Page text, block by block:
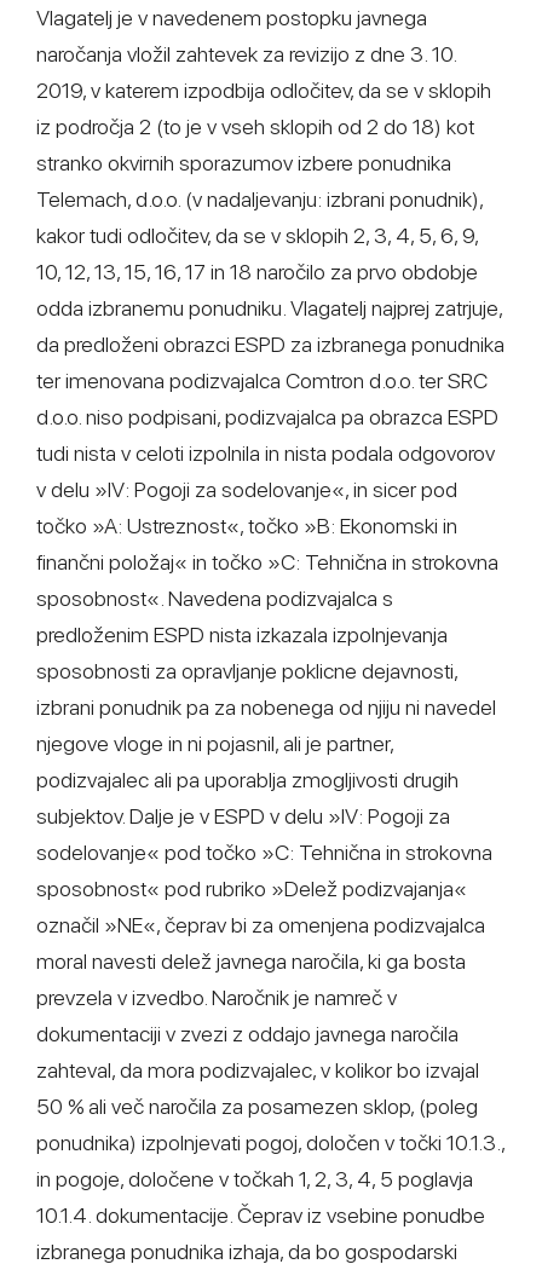
Vlagatelj je v navedenem postopku javnega
naročanja vložil zahtevek za revizijo z dne 3. 10.
2019, v katerem izpodbija odločitev, da se v sklopih
iz področja 2 (to je v vseh sklopih od 2 do 18) kot
stranko okvirnih sporazumov izbere ponudnika
Telemach, d.o.o. (v nadaljevanju: izbrani ponudnik),
kakor tudi odločitev, da se v sklopih 2, 3, 4, 5, 6, 9,
10, 12, 13, 15, 16, 17 in 18 naročilo za prvo obdobje
odda izbranemu ponudniku. Vlagatelj najprej zatrjuje,
da predloženi obrazci ESPD za izbranega ponudnika
ter imenovana podizvajalca Comtron d.o.o. ter SRC
d.o.o. niso podpisani, podizvajalca pa obrazca ESPD
tudi nista v celoti izpolnila in nista podala odgovorov
v delu »IV: Pogoji za sodelovanje«, in sicer pod
točko »A: Ustreznost«, točko »B: Ekonomski in
finančni položaj« in točko »C: Tehnična in strokovna
sposobnost«. Navedena podizvajalca s
predloženim ESPD nista izkazala izpolnjevanja
sposobnosti za opravljanje poklicne dejavnosti,
izbrani ponudnik pa za nobenega od njiju ni navedel
njegove vloge in ni pojasnil, ali je partner,
podizvajalec ali pa uporablja zmogljivosti drugih
subjektov. Dalje je v ESPD v delu »IV: Pogoji za
sodelovanje« pod točko »C: Tehnična in strokovna
sposobnost« pod rubriko »Delež podizvajanja«
označil »NE«, čeprav bi za omenjena podizvajalca
moral navesti delež javnega naročila, ki ga bosta
prevzela v izvedbo. Naročnik je namreč v
dokumentaciji v zvezi z oddajo javnega naročila
zahteval, da mora podizvajalec, v kolikor bo izvajal
50 % ali več naročila za posamezen sklop, (poleg
ponudnika) izpolnjevati pogoj, določen v točki 10.1.3.,
in pogoje, določene v točkah 1, 2, 3, 4, 5 poglavja
10.1.4. dokumentacije. Čeprav iz vsebine ponudbe
izbranega ponudnika izhaja, da bo gospodarski